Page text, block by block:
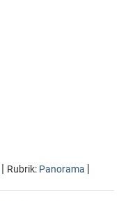
| Rubrik: Panorama |